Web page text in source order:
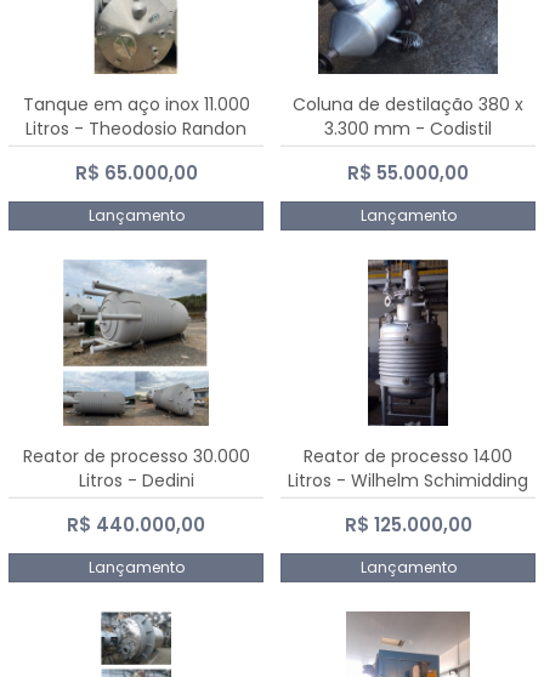
Tanque em aço inox 11.000
Litros - Theodosio Randon
R$ 65.000,00
Lançamento
Coluna de destilação 380 x
3.300 mm - Codistil
R$ 55.000,00
Lançamento
Reator de processo 30.000
Litros - Dedini
R$ 440.000,00
Lançamento
Reator de processo 1400
Litros - Wilhelm Schimidding
R$ 125.000,00
Lançamento